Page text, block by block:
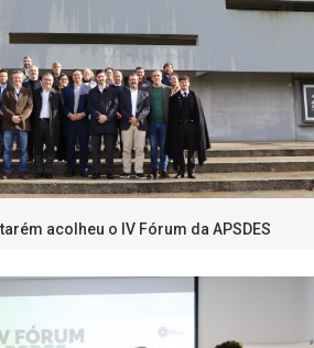
acolheu o IV Fórum da APSDES